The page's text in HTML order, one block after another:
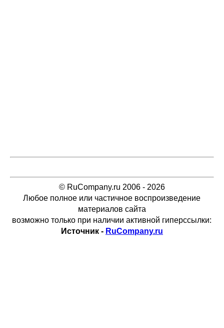
© RuCompany.ru 2006 - 2026
Любое полное или частичное воспроизведение
материалов сайта
возможно только при наличии активной гиперссылки:
Источник - RuCompany.ru